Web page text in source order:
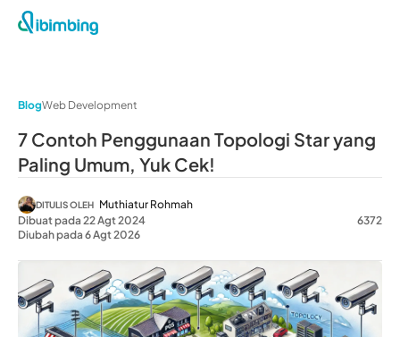
BlogWeb Development
7 Contoh Penggunaan Topologi Star yang
Paling Umum, Yuk Cek!
DITULIS OLEH Muthiatur Rohmah
Dibuat pada 22 Agt 2024
Diubah pada 6 Agt 2026
6372